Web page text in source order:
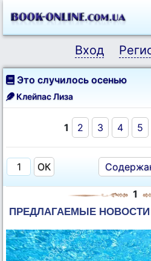
Вход
Это случилось осенью
Клейпас Лиза
1 2 3 4 5
1